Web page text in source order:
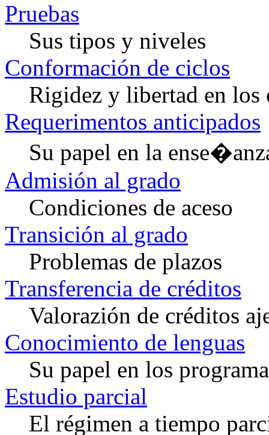
Pruebas
Sus tipos y niveles
Conformación de ciclos
Rigidez y libertad en los
Requerimentos anticipados
Su papel en la
Admisión al grado
Condiciones de aceso
Transición al grado
Problemas de plazos
Transferencia de créditos
Valorazión de créditos
Conocimiento de lenguas
Su papel en los
Estudio parcial
El régimen a tiempo